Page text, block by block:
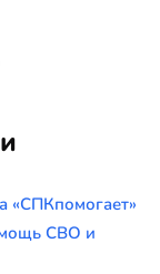
«СПКпомогает»
СВО и